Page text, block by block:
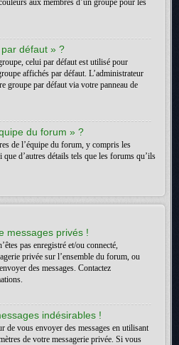
aux membres d’un groupe pour les
par défaut » ?
celui par défaut est utilisé pour
affichés par défaut. L’administrateur
groupe par défaut via votre panneau de
du forum » ?
de l’équipe du forum, y compris les
d’autres détails tels que les forums qu’ils
messages privés !
pas enregistré et/ou connecté,
privée sur l’ensemble du forum, ou
des messages. Contactez
indésirables !
de vous envoyer des messages en utilisant
de votre messagerie privée. Si vous